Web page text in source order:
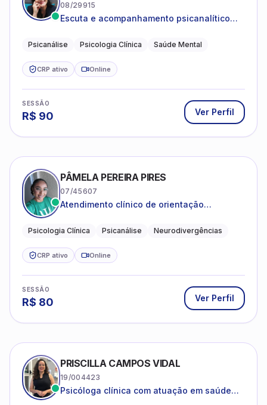
08/29915
Escuta e acompanhamento psicanalítico
Psicanálise Psicologia Clínica Saúde Mental
CRP ativo Online
SESSÃO
R$ 90 Ver Perfil
PÂMELA PEREIRA PIRES
07/45607
Atendimento clínico de orientação
crianças neurotípicas
Psicologia Clínica Psicanálise Neurodivergências
CRP ativo Online
SESSÃO
R$ 80 Ver Perfil
PRISCILLA CAMPOS VIDAL
19/004423
Psicóloga clínica com atuação em saúde